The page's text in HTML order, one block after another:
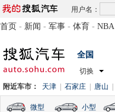
用户名：
首页 - 新闻 - 军事 - 体育 - NBA
全国
切换
附近车市： 天津 石家庄 唐山
微型 小型